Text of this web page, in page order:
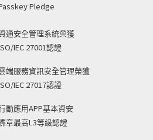
Pledge
通安全管理系統榮獲
IEC 27001認證
端服務資訊安全管理榮獲
IEC 27017認證
動應用APP基本資安
章最高L3等級認證